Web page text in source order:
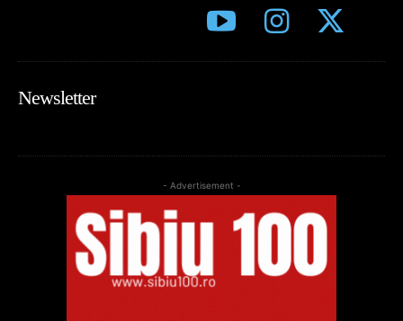
Newsletter
- Advertisement -